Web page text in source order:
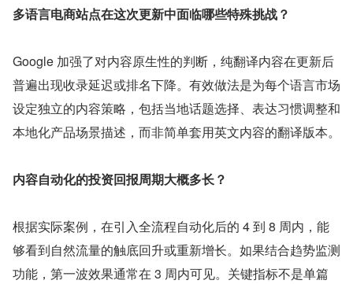
多语言电商站点在这次更新中面临哪些特殊挑战？
Google 加强了对内容原生性的判断，纯翻译内容在更新后
普遍出现收录延迟或排名下降。有效做法是为每个语言市场
设定独立的内容策略，包括当地话题选择、表达习惯调整和
本地化产品场景描述，而非简单套用英文内容的翻译版本。
内容自动化的投资回报周期大概多长？
根据实际案例，在引入全流程自动化后的 4 到 8 周内，能
够看到自然流量的触底回升或重新增长。如果结合趋势监测
功能，第一波效果通常在 3 周内可见。关键指标不是单篇